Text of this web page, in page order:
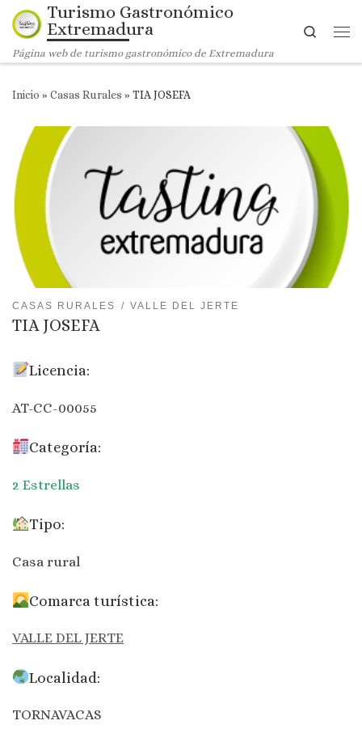
Saltar al contenido
Turismo Gastronómico
Extremadura
Página web de turismo gastronómico de Extremadura
Search
Inicio » Casas Rurales » TIA JOSEFA
CASAS RURALES VALLE DEL JERTE
TIA JOSEFA
Licencia:
AT-CC-00055
Categoría:
2 Estrellas
Tipo:
Casa rural
Comarca turística:
VALLE DEL JERTE
Localidad:
TORNAVACAS